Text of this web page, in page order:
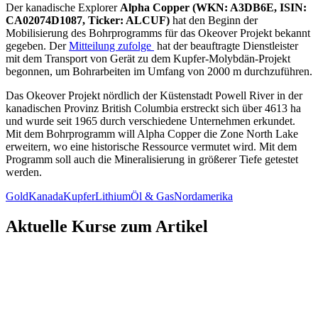
Der kanadische Explorer Alpha Copper (WKN: A3DB6E, ISIN:
CA02074D1087, Ticker: ALCUF) hat den Beginn der
Mobilisierung des Bohrprogramms für das Okeover Projekt bekannt
gegeben. DerMitteilung zufolge hat der beauftragte Dienstleister
mit dem Transport von Gerät zu dem Kupfer-Molybdän-Projekt
begonnen, um Bohrarbeiten im Umfang von 2000 m durchzuführen.
Das Okeover Projekt nördlich der Küstenstadt Powell River in der
kanadischen Provinz British Columbia erstreckt sich über 4613 ha
und wurde seit 1965 durch verschiedene Unternehmen erkundet.
Mit dem Bohrprogramm will Alpha Copper die Zone North Lake
erweitern, wo eine historische Ressource vermutet wird. Mit dem
Programm soll auch die Mineralisierung in größerer Tiefe getestet
werden.
GoldKanadaKupferLithiumÖl & GasNordamerika
Aktuelle Kurse zum Artikel